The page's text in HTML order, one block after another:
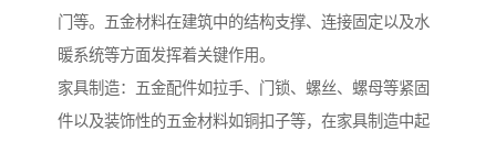
门等。五金材料在建筑中的结构支撑、连接固定以及水
暖系统等方面发挥着关键作用。
家具制造：五金配件如拉手、门锁、螺丝、螺母等紧固
件以及装饰性的五金材料如铜扣子等，在家具制造中起